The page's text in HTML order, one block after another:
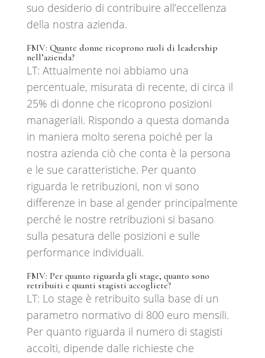
suo desiderio di contribuire all’eccellenza
della nostra azienda.
FMV: Quante donne ricoprono ruoli di leadership
nell’azienda?
LT: Attualmente noi abbiamo una
percentuale, misurata di recente, di circa il
25% di donne che ricoprono posizioni
manageriali. Rispondo a questa domanda
in maniera molto serena poiché per la
nostra azienda ciò che conta è la persona
e le sue caratteristiche. Per quanto
riguarda le retribuzioni, non vi sono
differenze in base al gender principalmente
perché le nostre retribuzioni si basano
sulla pesatura delle posizioni e sulle
performance individuali.
FMV: Per quanto riguarda gli stage, quanto sono
retribuiti e quanti stagisti accogliete?
LT: Lo stage è retribuito sulla base di un
parametro normativo di 800 euro mensili.
Per quanto riguarda il numero di stagisti
accolti, dipende dalle richieste che